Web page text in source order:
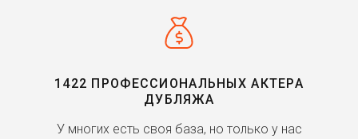
1422 ПРОФЕССИОНАЛЬНЫХ АКТЕРА
ДУБЛЯЖА
У многих есть своя база, но только у нас